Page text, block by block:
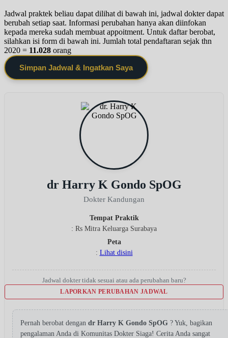
Jadwal praktek beliau dapat dilihat di bawah ini, jadwal dokter dapat
berubah setiap saat. Informasi perubahan hanya akan diinfokan
kepada mereka sudah membuat appoitment. Untuk daftar berobat,
silahkan isi form di bawah ini. Jumlah total pendaftaran sejak thn
2020 = 11.028 orang
Simpan Jadwal & Ingatkan Saya
dr Harry K Gondo SpOG
Dokter Kandungan
Tempat Praktik
: Rs Mitra Keluarga Surabaya
Peta
: Lihat disini
Jadwal dokter tidak sesuai atau ada perubahan baru?
LAPORKAN PERUBAHAN JADWAL
Pernah berobat dengan dr Harry K Gondo SpOG ? Yuk, bagikan
pengalaman Anda di Komunitas Dokter Siaga! Cerita Anda sangat